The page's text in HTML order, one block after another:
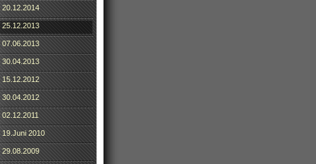
20.12.2014
25.12.2013
07.06.2013
30.04.2013
15.12.2012
30.04.2012
02.12.2011
19.Juni 2010
29.08.2009